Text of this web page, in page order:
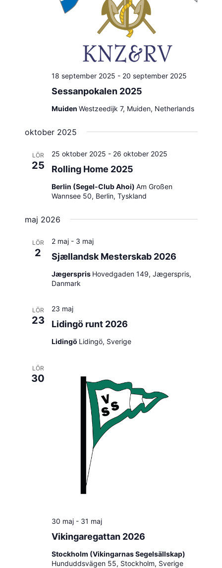
Sessanpokalen 2025
18 september 2025 - 20 september 2025
Muiden Westzeedijk 7, Muiden, Netherlands
oktober 2025
LÖR
25 Rolling Home 2025
25 oktober 2025 - 26 oktober 2025
Berlin (Segel-Club Ahoi) Am Großen
Wannsee 50, Berlin, Tyskland
maj 2026
LÖR
2 Sjællandsk Mesterskab 2026
2 maj- 3 maj
Jægerspris Hovedgaden 149, Jægerspris,
Danmark
LÖR
23 Lidingö runt 2026
23 maj
Lidingö Lidingö, Sverige
LÖR
30
Vikingaregattan 2026
30 maj- 31 maj
Stockholm (Vikingarnas Segelsällskap)
Hunduddsvägen 55, Stockholm, Sverige